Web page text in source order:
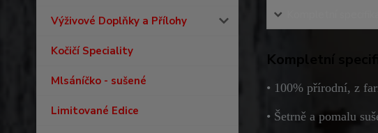
Výživové Doplňky a Přílohy
Kočičí Speciality
Mlsáníčko - sušené
Limitované Edice
Kompletní
• 100% přírodní, z
• Šetrně a pomalu